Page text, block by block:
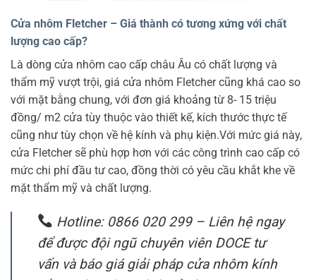
Cửa nhôm Fletcher – Giá thành có tương xứng với chất
lượng cao cấp?
Là dòng cửa nhôm cao cấp châu Âu có chất lượng và
thẩm mỹ vượt trội, giá cửa nhôm Fletcher cũng khá cao so
với mặt bằng chung, với đơn giá khoảng từ 8- 15 triệu
đồng/ m2 cửa tùy thuộc vào thiết kế, kích thước thực tế
cũng như tùy chọn về hệ kính và phụ kiện.Với mức giá này,
cửa Fletcher sẽ phù hợp hơn với các công trình cao cấp có
mức chi phí đầu tư cao, đồng thời có yêu cầu khắt khe về
mặt thẩm mỹ và chất lượng.
Hotline: 0866 020 299 – Liên hệ ngay
để được đội ngũ chuyên viên DOCE tư
vấn và báo giá giải pháp cửa nhôm kính